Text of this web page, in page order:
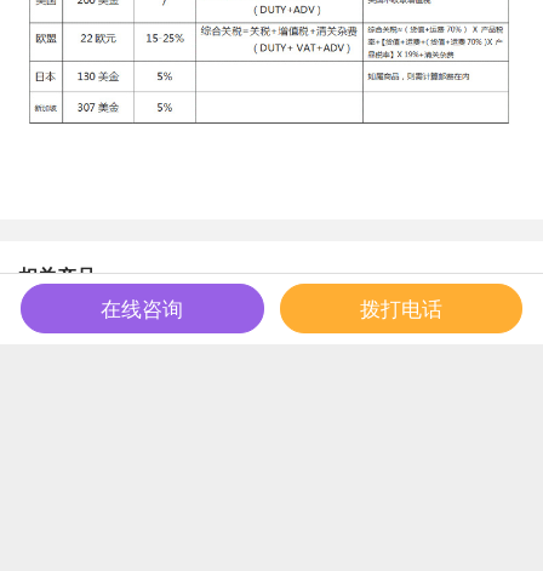
相关产品
在线咨询 拨打电话